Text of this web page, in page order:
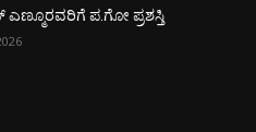
ಎಣ್ಮೂರವರಿಗೆ ಪ.ಗೋ ಪ್ರಶಸ್ತಿ